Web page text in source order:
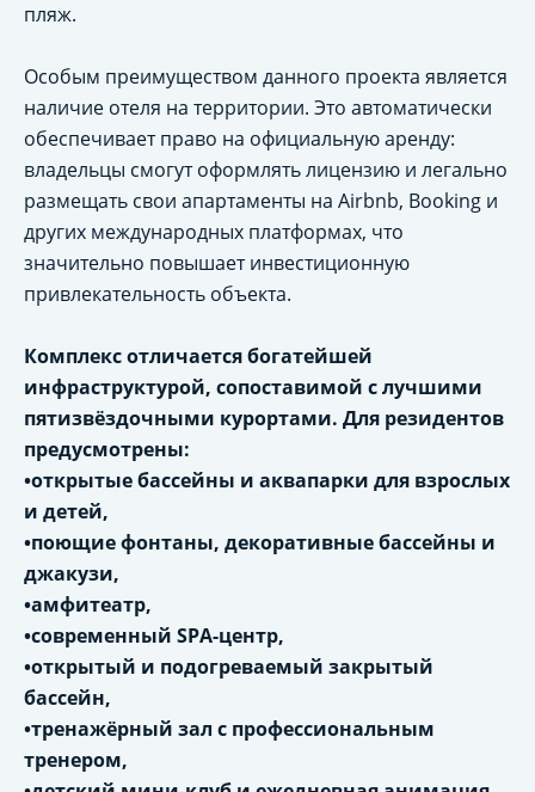
пляж.
Особым преимуществом данного проекта является
наличие отеля на территории. Это автоматически
обеспечивает право на официальную аренду:
владельцы смогут оформлять лицензию и легально
размещать свои апартаменты на Airbnb, Booking и
других международных платформах, что
значительно повышает инвестиционную
привлекательность объекта.
Комплекс отличается богатейшей
инфраструктурой, сопоставимой с лучшими
пятизвёздочными курортами. Для резидентов
предусмотрены:
•открытые бассейны и аквапарки для взрослых
и детей,
•поющие фонтаны, декоративные бассейны и
джакузи,
•амфитеатр,
•современный SPA-центр,
•открытый и подогреваемый закрытый
бассейн,
•тренажёрный зал с профессиональным
тренером,